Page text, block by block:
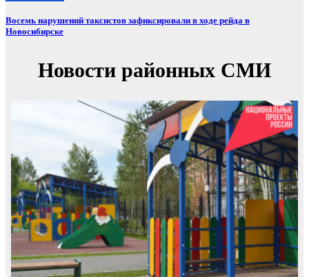
Восемь нарушений таксистов зафиксировали в ходе рейда в
Новосибирске